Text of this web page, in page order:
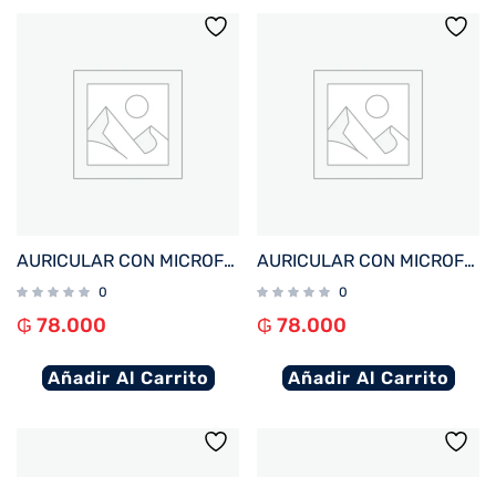
AURICULAR CON MICROFONO FTX E26P-WH BT/MIC/TWS/TOUCH/IPX6 BLANCO
0
₲ 78.000
Añadir Al Carrito
AURICULAR CON MICROFONO FTX E26P-BK BT/MIC/TWS/TOUCH/IPX6 NEGRO
0
₲ 78.000
Añadir Al Carrito